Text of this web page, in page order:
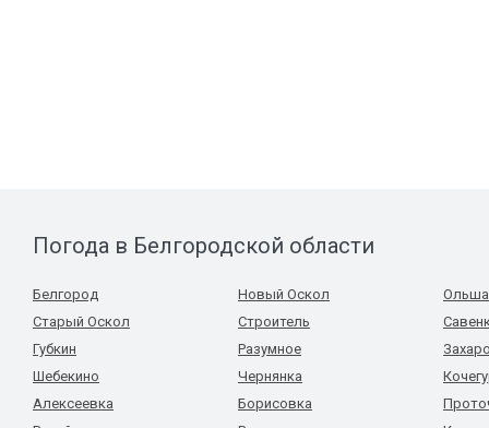
Погода в Белгородской области
Белгород
Старый Оскол
Губкин
Шебекино
Алексеевка
Новый Оскол
Строитель
Разумное
Чернянка
Борисовка